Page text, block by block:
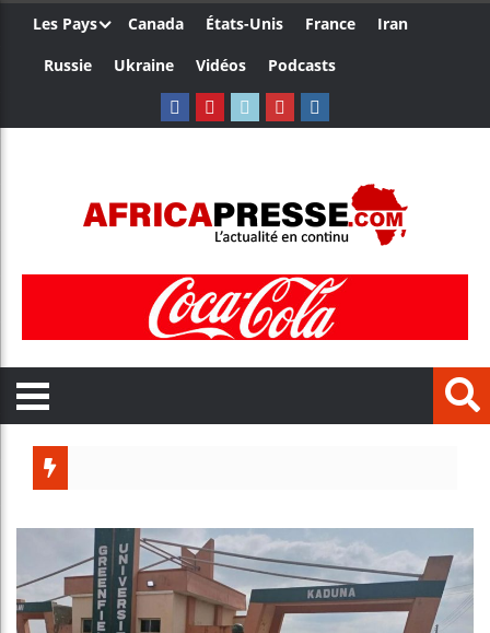
Les Pays Canada États-Unis France
Iran
Russie
Ukraine Vidéos Podcasts
Guinée